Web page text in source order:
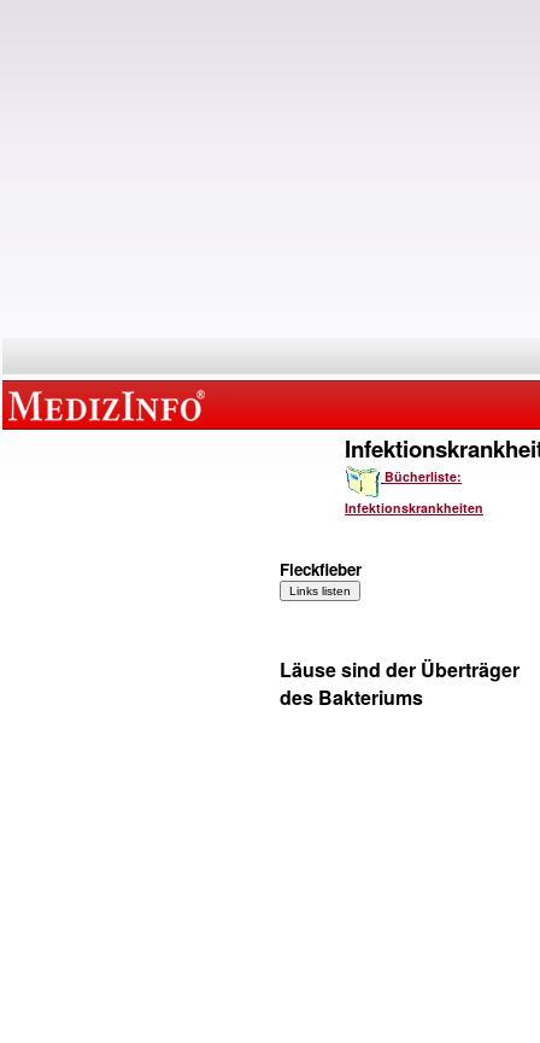
Bücherliste:
Infektionskrankheiten
Fleckfieber
Läuse sind der Überträger
des Bakteriums